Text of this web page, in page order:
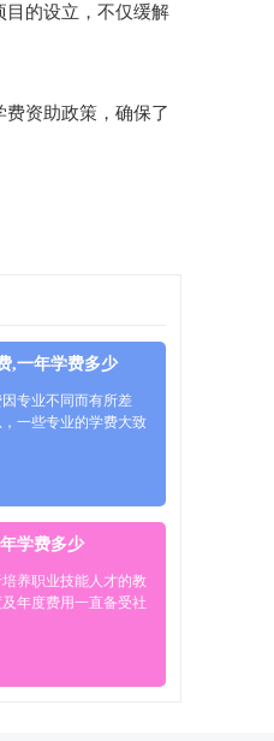
目的设立，不仅缓解
资助政策，确保了
,一年学费多少
专业不同而有所差
一些专业的学费大致
学费多少
养职业技能人才的教
年度费用一直备受社